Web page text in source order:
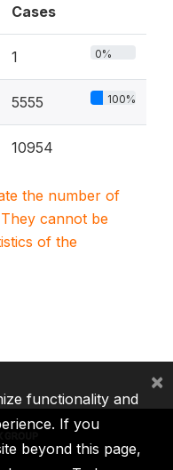
Cases
1 0%
5555 100%
10954
the number of
cannot be
of the
functionality and
If you
beyond this page,
×